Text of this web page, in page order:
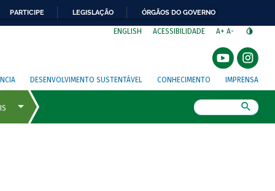
PARTICIPE LEGISLAÇÃO ÓRGÃOS DO GOVERNO
ENGLISH ACESSIBILIDADE A+ A-
DESENVOLVIMENTO SUSTENTÁVEL CONHECIMENTO IMPRENSA